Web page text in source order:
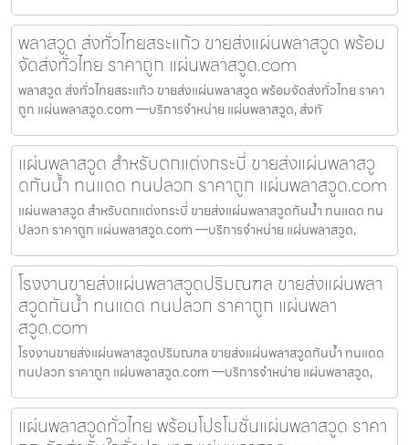
พลาสวูด ส่งทั่วไทยสระแก้ว ขายส่งแผ่นพลาสวูด พร้อม
จัดส่งทั่วไทย ราคาถูก แผ่นพลาสวูด.com
พลาสวูด ส่งทั่วไทยสระแก้ว ขายส่งแผ่นพลาสวูด พร้อมจัดส่งทั่วไทย ราคา
ถูก แผ่นพลาสวูด.com —บริการจำหน่าย แผ่นพลาสวูด, ส่งทั
แผ่นพลาสวูด สำหรับตกแต่งกระบี่ ขายส่งแผ่นพลาสวู
ดกันน้ำ ทนแดด ทนปลวก ราคาถูก แผ่นพลาสวูด.com
แผ่นพลาสวูด สำหรับตกแต่งกระบี่ ขายส่งแผ่นพลาสวูดกันน้ำ ทนแดด ทน
ปลวก ราคาถูก แผ่นพลาสวูด.com —บริการจำหน่าย แผ่นพลาสวูด,
โรงงานขายส่งแผ่นพลาสวูดปริมณฑล ขายส่งแผ่นพลา
สวูดกันน้ำ ทนแดด ทนปลวก ราคาถูก แผ่นพลา
สวูด.com
โรงงานขายส่งแผ่นพลาสวูดปริมณฑล ขายส่งแผ่นพลาสวูดกันน้ำ ทนแดด
ทนปลวก ราคาถูก แผ่นพลาสวูด.com —บริการจำหน่าย แผ่นพลาสวูด,
แผ่นพลาสวูดทั่วไทย พร้อมโปรโมชั่นแผ่นพลาสวูด ราคา